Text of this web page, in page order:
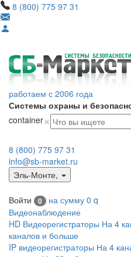
8 (800) 775 97 31
работаем с 2006 года
Системы охраны и
container×
8 (800) 775 97 31
info@sb-market.ru
Эль-Монте,
Войти 0 на сумму 0 q
Видеонаблюдение
HD Видеорегистраторы На 4
каналов и больше
IP видеорегистраторы На 4